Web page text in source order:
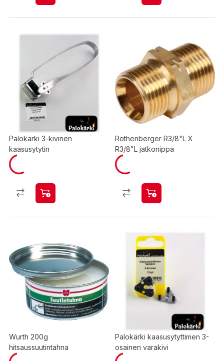
Palokärki 3-kivinen
kaasusytytin
Rothenberger R3/8"L X
R3/8"L jatkonippa
Wurth 200g
hitsaussuutintahna
Palokärki kaasusytyttimen 3-
osainen varakivi